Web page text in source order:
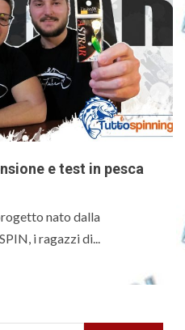
e test in pesca
nato dalla
i ragazzi di...